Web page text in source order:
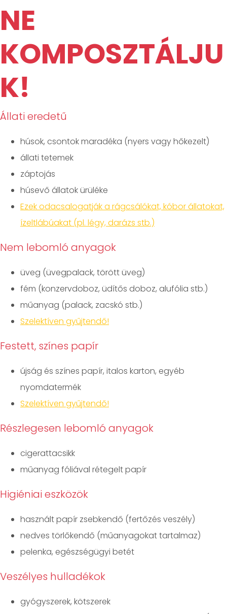
NE
KOMPOSZTÁLJU
K!
Állati eredetű
húsok, csontok maradéka (nyers vagy hőkezelt)
állati tetemek
záptojás
húsevő állatok ürüléke
Ezek odacsalogatják a rágcsálókat, kóbor állatokat,
ízeltlábúakat (pl. légy, darázs stb.)
Nem lebomló anyagok
üveg (üvegpalack, törött üveg)
fém (konzervdoboz, üdítős doboz, alufólia stb.)
műanyag (palack, zacskó stb.)
Szelektíven gyűjtendő!
Festett, színes papír
újság és színes papír, italos karton, egyéb
nyomdatermék
Szelektíven gyűjtendő!
Részlegesen lebomló anyagok
cigerattacsikk
műanyag fóliával rétegelt papír
Higiéniai eszközök
használt papír zsebkendő (fertőzés veszély)
nedves törlőkendő (műanyagokat tartalmaz)
pelenka, egészségügyi betét
Veszélyes hulladékok
gyógyszerek, kötszerek